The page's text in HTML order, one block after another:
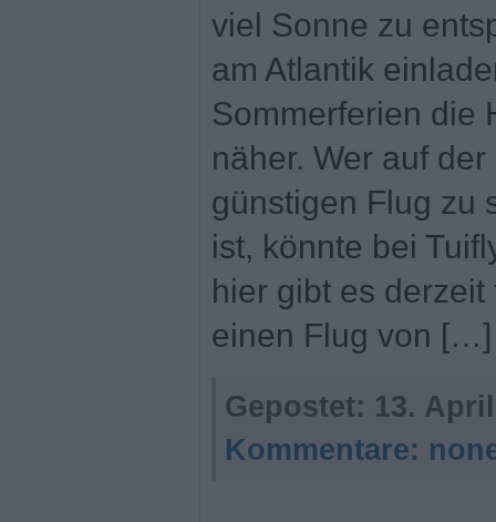
viel Sonne zu
am Atlantik
Sommerferien die
näher. Wer auf
günstigen Flug zu
ist, könnte bei
hier gibt es
einen Flug von […]
Gepostet: 13.
Kommentare: